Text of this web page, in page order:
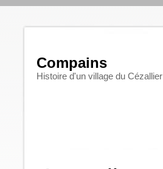
Compains
Histoire d'un village du Cézallier